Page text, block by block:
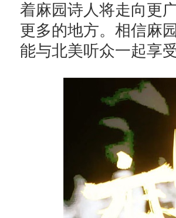
着麻园诗人将走向更
更多的地方。相信麻
能与北美听众一起享